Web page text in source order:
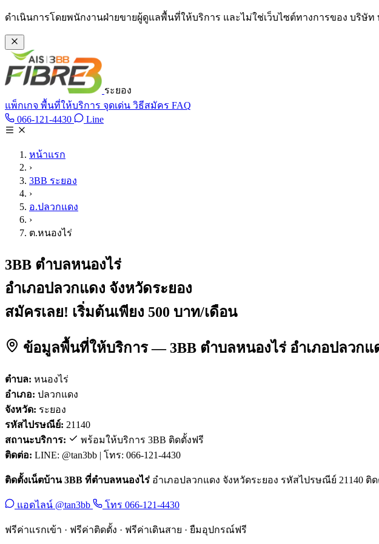
ข้ามไปเนื้อหาหลัก
ดำเนินการโดยพนักงานฝ่ายขายผู้ดูแลพื้นที่ให้บริการ และไม่ใช่เว็บไซต์ทางการของ บริษั
ระยอง
แพ็กเกจ พื้นที่ให้บริการ จุดเด่น วิธีสมัคร FAQ
066-121-4430 โทร 066-121-4430
LineLine @tan3bb
หน้าแรก
›
3BB ระยอง
›
อ.ปลวกแดง
›
ต.หนองไร่
3BB ตำบลหนองไร่
อำเภอปลวกแดง จังหวัดระยอง
สมัครเลย! เริ่มต้นเพียง 500 บาท/เดือน
ข้อมูลพื้นที่ให้บริการ — 3BB ตำบลหนองไร่ อำเภอปลวกแ
ตำบล: หนองไร่
อำเภอ: ปลวกแดง
จังหวัด: ระยอง
รหัสไปรษณีย์: 21140
สถานะบริการ:
พร้อมให้บริการ 3BB ติดตั้งฟรี
ติดต่อ: LINE: @tan3bb | โทร: 066-121-4430
ติดตั้งเน็ตบ้าน 3BB ที่ตำบลหนองไร่ อำเภอปลวกแดง จังหวัดระยอง รหัสไปรษณีย์ 21140
แอดไลน์ @tan3bb โทร 066-121-4430
ฟรีค่าแรกเข้า · ฟรีค่าติดตั้ง · ฟรีค่าเดินสาย · ยืมอุปกรณ์ฟรี